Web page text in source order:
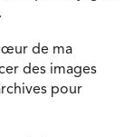
de ma
des images
pour